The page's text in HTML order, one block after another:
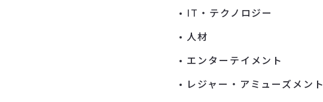
IT・テクノロジー
人材
エンターテイメント
レジャー・アミューズメント